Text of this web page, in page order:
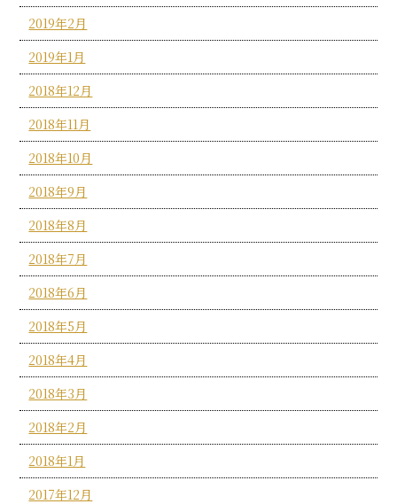
2019年2月
2019年1月
2018年12月
2018年11月
2018年10月
2018年9月
2018年8月
2018年7月
2018年6月
2018年5月
2018年4月
2018年3月
2018年2月
2018年1月
2017年12月